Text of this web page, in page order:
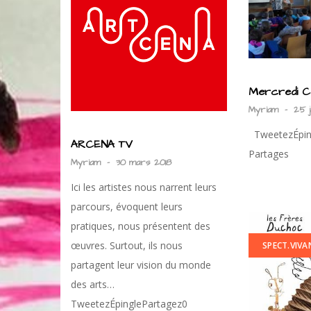
ARCENA TV
Myriam - 30 mars 2018
Ici les artistes nous narrent leurs
parcours, évoquent leurs
pratiques, nous présentent des
œuvres. Surtout, ils nous
partagent leur vision du monde
des arts…
TweetezÉpinglePartagez0
Mercredi
Myriam - 25
Partages